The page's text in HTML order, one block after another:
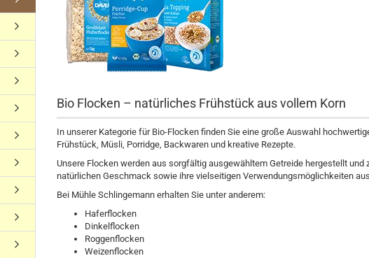
Bio Flocken – natürliches Frühstück aus vollem Korn
In unserer Kategorie für Bio-Flocken finden Sie eine große Auswahl
Frühstück, Müsli, Porridge, Backwaren und kreative Rezepte.
Unsere Flocken werden aus sorgfältig ausgewähltem Getreide hergestellt und
natürlichen Geschmack sowie ihre vielseitigen Verwendungsmöglichkeiten
Bei Mühle Schlingemann erhalten Sie unter anderem:
Haferflocken
Dinkelflocken
Roggenflocken
Weizenflocken